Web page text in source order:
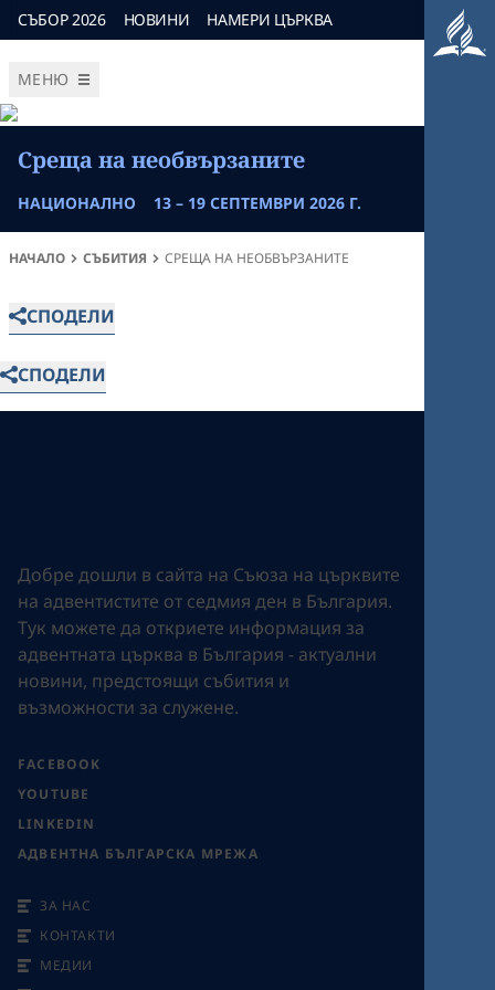
СЪБОР 2026 НОВИНИ НАМЕРИ ЦЪРКВА
МЕНЮ
Среща на необвързаните
НАЦИОНАЛНО 13 – 19 СЕПТЕМВРИ 2026 Г.
НАЧАЛО СЪБИТИЯ СРЕЩА НА НЕОБВЪРЗАНИТЕ
СПОДЕЛИ
СПОДЕЛИ
Добре дошли в сайта на Съюза на църквите
на адвентистите от седмия ден в България.
Tук можете да откриете информация за
адвентната църква в България - актуални
новини, предстоящи събития и
възможности за служене.
FACEBOOK
YOUTUBE
LINKEDIN
АДВЕНТНА БЪЛГАРСКА МРЕЖА
ЗА НАС
КОНТАКТИ
МЕДИИ